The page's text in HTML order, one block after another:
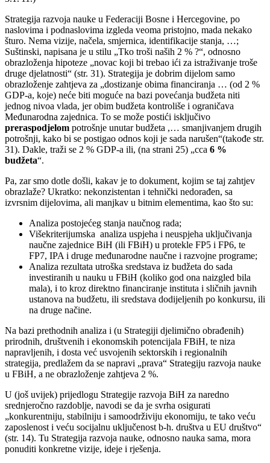
Strategija razvoja nauke u Federaciji Bosne i Hercegovine, po
naslovima i podnaslovima izgleda veoma pristojno, mada nekako
šturo. Nema vizije, načela, smjernica, identifikacije stanja, …;
Suštinski, napisana je u stilu „Tko troši naših 2 % ?“, odnosno
obrazloženja hipoteze „novac koji bi trebao ići za istraživanje troše
druge djelatnosti“ (str. 31). Strategija je dobrim dijelom samo
obrazloženje zahtjeva za „dostizanje obima financiranja … (od 2 %
GDP-a, koje) neće biti moguće na bazi povećanja budžeta niti
jednog nivoa vlada, jer obim budžeta kontroliše i ograničava
Međunarodna zajednica. To se može postići isključivo
preraspodjelom potrošnje unutar budžeta ,… smanjivanjem drugih
potrošnji, kako bi se postigao odnos koji je sada narušen“(takođe str.
31). Dakle, traži se 2 % GDP-a ili, (na strani 25) „cca 6 %
budžeta“.
Pa, zar smo dotle došli, kakav je to dokument, kojim se taj zahtjev
obrazlaže? Ukratko: nekonzistentan i tehnički nedorađen, sa
izvrsnim dijelovima, ali manjkav u bitnim elementima, kao što su:
Analiza postojećeg stanja naučnog rada;
Višekriterijumska analiza uspjeha i neuspjeha uključivanja
naučne zajednice BiH (ili FBiH) u protekle FP5 i FP6, te
FP7, IPA i druge međunarodne naučne i razvojne programe;
Analiza rezultata utroška sredstava iz budžeta do sada
investiranih u nauku u FBiH (koliko god ona naizgled bila
mala), i to kroz direktno financiranje instituta i sličnih javnih
ustanova na budžetu, ili sredstava dodijeljenih po konkursu, ili
na druge načine.
Na bazi prethodnih analiza i (u Strategiji djelimično obrađenih)
prirodnih, društvenih i ekonomskih potencijala FBiH, te niza
napravljenih, i dosta već usvojenih sektorskih i regionalnih
strategija, predlažem da se napravi „prava“ Strategiju razvoja nauke
u FBiH, a ne obrazloženje zahtjeva 2 %.
U (još uvijek) prijedlogu Strategije razvoja BiH za naredno
srednjeročno razdoblje, navodi se da je svrha osigurati
„konkurentniju, stabilniju i samoodrživiju ekonomiju, te tako veću
zaposlenost i veću socijalnu uključenost b-h. društva u EU društvo“
(str. 14). Tu Strategija razvoja nauke, odnosno nauka sama, mora
ponuditi konkretne vizije, ideje i rješenja.